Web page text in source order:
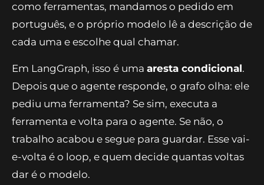
como ferramentas, mandamos o pedido em
português, e o próprio modelo lê a descrição de
cada uma e escolhe qual chamar.
Em LangGraph, isso é uma aresta condicional.
Depois que o agente responde, o grafo olha: ele
pediu uma ferramenta? Se sim, executa a
ferramenta e volta para o agente. Se não, o
trabalho acabou e segue para guardar. Esse vai-
e-volta é o loop, e quem decide quantas voltas
dar é o modelo.